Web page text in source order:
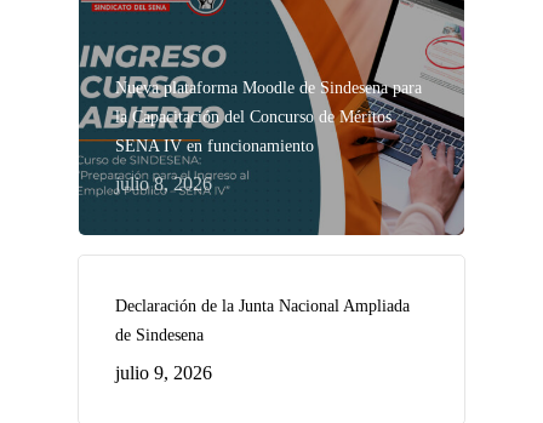
Nueva plataforma Moodle de Sindesena para
la Capacitación del Concurso de Méritos
SENA IV en funcionamiento
julio 8, 2026
Declaración de la Junta Nacional Ampliada
de Sindesena
julio 9, 2026